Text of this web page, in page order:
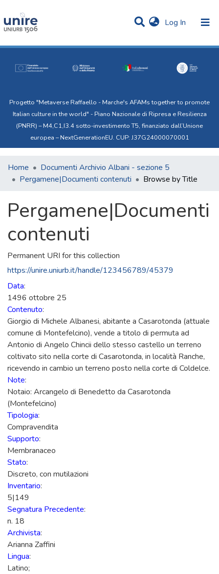
Log In (current)
All of Uni.Re
Progetto "Metaverse Raffaello - Marche's AFAMs together to promote
Italian culture in the world" - Piano Nazionale di Ripresa e Resilienza
(PNRR) – M4,C1,I3.4 sotto-investimento T5, finanziato dall’Unione
europea – NextGenerationEU. CUP: J37G24000070001
Home
Documenti Archivio Albani - sezione 5
Pergamene|Documenti contenuti
Browse by Title
Pergamene|Documenti
contenuti
Permanent URI for this collection
https://unire.uniurb.it/handle/123456789/45379
Data:
1496 ottobre 25
Contenuto:
Giorgio di Michele Albanesi, abitante a Casarotonda (attuale
comune di Montefelcino), vende a titolo di permuta ad
Antonio di Angelo Chincii dello stesso castello un terreno
coltivato sito nella corte di Casarotonda, in località Ranche,
ricevendo in cambio un terreno posto nella corte di Coldelce.
Note:
Notaio: Arcangelo di Benedetto da Casarotonda
(Montefelcino)
Tipologia:
Compravendita
Supporto:
Membranaceo
Stato:
Discreto, con mutilazioni
Inventario:
5|149
Segnatura Precedente:
n. 18
Archivista:
Arianna Zaffini
Lingua:
Latino;